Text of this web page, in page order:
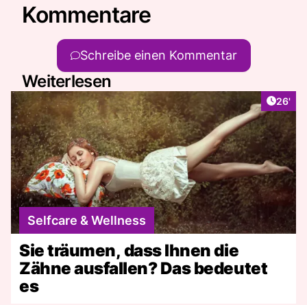
Kommentare
Schreibe einen Kommentar
Weiterlesen
26'
Selfcare & Wellness
Sie träumen, dass Ihnen die
Zähne ausfallen? Das bedeutet
es